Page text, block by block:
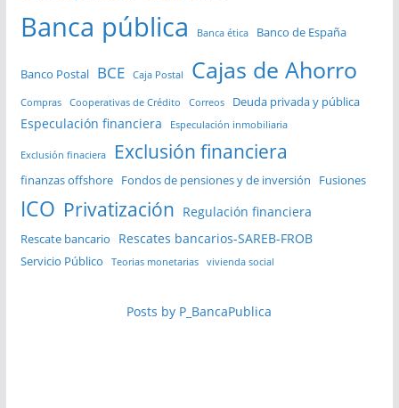
Banca pública Banca ética Banco de España
Banco Postal BCE Caja Postal Cajas de Ahorro
Compras Cooperativas de Crédito Correos Deuda privada y pública
Especulación financiera Especulación inmobiliaria
Exclusión finaciera Exclusión financiera
finanzas offshore Fondos de pensiones y de inversión Fusiones
ICO Privatización Regulación financiera
Rescate bancario Rescates bancarios-SAREB-FROB
Servicio Público Teorias monetarias vivienda social
Posts by P_BancaPublica